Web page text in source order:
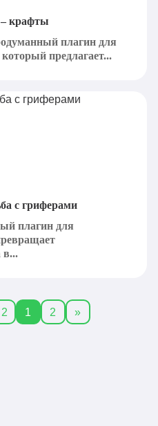
– крафты
плагин для
предлагает...
с гриферами
плагин для
в...
1 2 »